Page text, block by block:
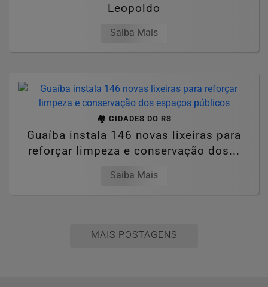
Leopoldo
Saiba Mais
🏘️ CIDADES DO RS
Guaíba instala 146 novas lixeiras para
reforçar limpeza e conservação dos...
Saiba Mais
MAIS POSTAGENS